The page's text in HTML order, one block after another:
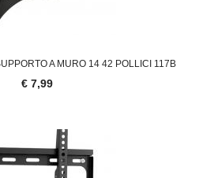
A MURO 14 42 POLLICI 117B
€ 7,99